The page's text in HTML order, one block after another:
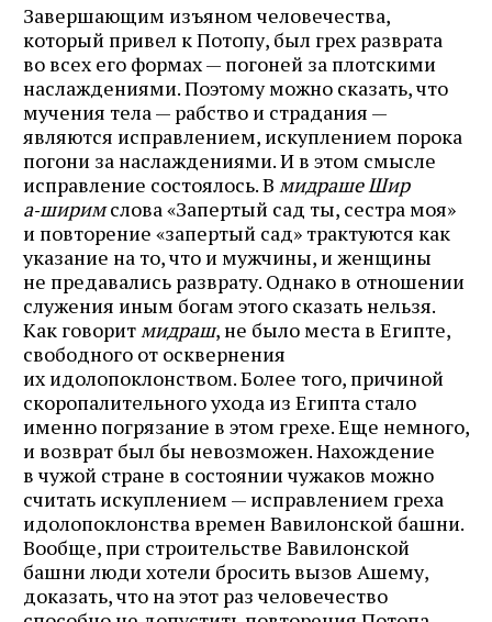
Завершающим изъяном человечества,
который привел к Потопу, был грех разврата
во всех его формах — погоней за плотскими
наслаждениями. Поэтому можно сказать, что
мучения тела — рабство и страдания —
являются исправлением, искуплением порока
погони за наслаждениями. И в этом смысле
исправление состоялось. В мидраше Шир
а‑ширимслова «Запертый сад ты, сестра моя»
и повторение «запертый сад» трактуются как
указание на то, что и мужчины, и женщины
не предавались разврату. Однако в отношении
служения иным богам этого сказать нельзя.
Как говорит мидраш, не было места в Египте,
свободного от осквернения
их идолопоклонством. Более того, причиной
скоропалительного ухода из Египта стало
именно погрязание в этом грехе. Еще немного,
и возврат был бы невозможен. Нахождение
в чужой стране в состоянии чужаков можно
считать искуплением — исправлением греха
идолопоклонства времен Вавилонской башни.
Вообще, при строительстве Вавилонской
башни люди хотели бросить вызов Ашему,
доказать, что на этот раз человечество